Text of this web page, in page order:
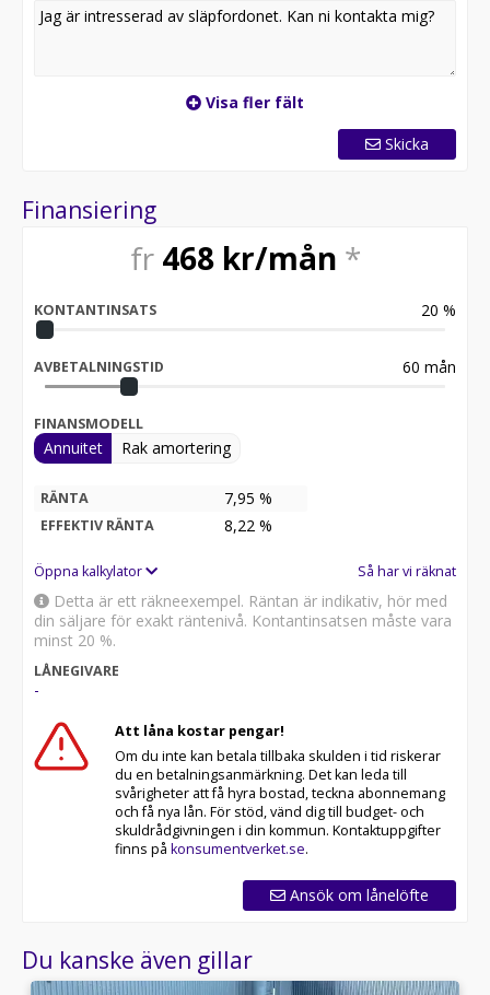
Visa fler fält
Skicka
Finansiering
fr 468kr/mån *
KONTANTINSATS 20 %
AVBETALNINGSTID 60 mån
FINANSMODELL
Annuitet Rak amortering
RÄNTA 7,95 %
EFFEKTIV RÄNTA 8,22 %
Öppna kalkylator Så har vi räknat
Detta är ett räkneexempel. Räntan är indikativ, hör med
din säljare för exakt räntenivå. Kontantinsatsen måste vara
minst 20 %.
LÅNEGIVARE
-
Att låna kostar pengar!
Om du inte kan betala tillbaka skulden i tid riskerar
du en betalningsanmärkning. Det kan leda till
svårigheter att få hyra bostad, teckna abonnemang
och få nya lån. För stöd, vänd dig till budget- och
skuldrådgivningen i din kommun. Kontaktuppgifter
finns på konsumentverket.se.
Ansök om lånelöfte
Du kanske även gillar